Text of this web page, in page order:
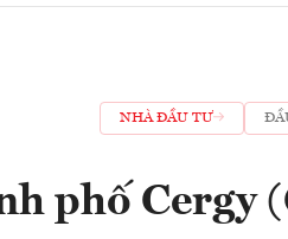
NHÀ ĐẦU TƯ
phố Cergy